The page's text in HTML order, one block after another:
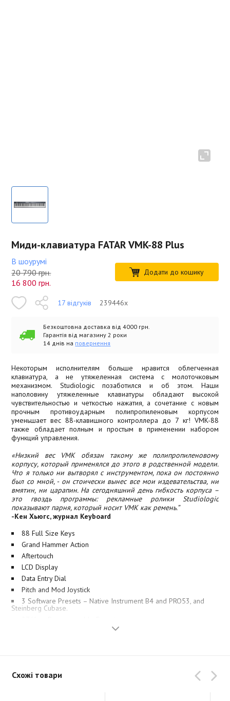
Миди-клавиатура FATAR VMK-88 Plus
В шоурумі
20 790 грн.
16 800 грн.
Додати до кошику
17 відгуків 239446x
Безкоштовна доставка від 4000 грн.
Гарантія від магазину 2 роки
14 днів на повернення
Некоторым исполнителям больше нравится облегченная
клавиатура, а не утяжеленная система с молоточковым
механизмом. Studiologic позаботился и об этом. Наши
наполовину утяжеленные клавиатуры обладают высокой
чувствительностью и четкостью нажатия, а сочетание с новым
прочным противоударным полипропиленовым корпусом
уменьшает вес 88-клавишного контроллера до 7 кг! VMK-88
также обладает полным и простым в применении набором
функций управления.
«Низкий вес VMK обязан такому же полипропиленовому
корпусу, который применялся до этого в родственной модели.
Что я только ни вытворял с инструментом, пока он постоянно
был со мной, - он стоически вынес все мои издевательства, ни
вмятин, ни царапин. На сегодняшний день гибкость корпуса –
это гвоздь программы: рекламные ролики Studiologic
показывают парня, который носит VMK как ремень.”
-Кен Хьюгс, журнал Keyboard
88 Full Size Keys
Grand Hammer Action
Aftertouch
LCD Display
Data Entry Dial
Pitch and Mod Joystick
3 Software Presets – Native Instrument B4 and PRO53, and
Steinberg Cubase.
3 Programmable Pedal Inputs
Схожі товари